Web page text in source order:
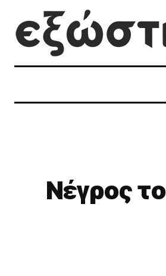
Νέγρος